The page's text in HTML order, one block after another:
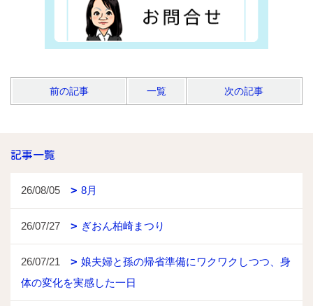
前の記事 一覧 次の記事
記事一覧
26/08/05 8月
26/07/27 ぎおん柏崎まつり
26/07/21
娘夫婦と孫の帰省準備にワクワクしつつ、身
体の変化を実感した一日